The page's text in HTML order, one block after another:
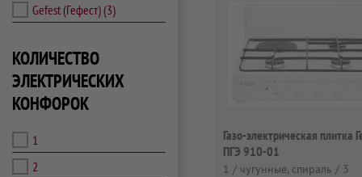
Gefest (Гефест)(3)
КОЛИЧЕСТВО
ЭЛЕКТРИЧЕСКИХ
КОНФОРОК
1
2
Газо-электрическая плитка
ПГЭ 910-01
1 / чугунные, спираль / 3